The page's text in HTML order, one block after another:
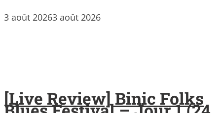
3 août 20263 août 2026
[Live Review] Binic Folks